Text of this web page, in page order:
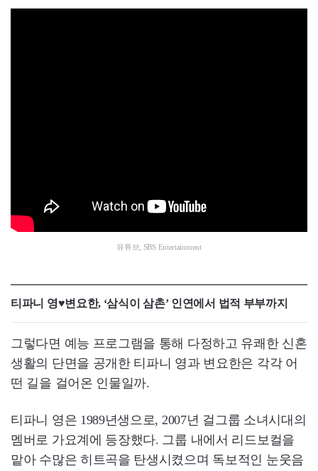
유튜브, SBS Entertainment
티파니 영♥변요한, ‘삼식이 삼촌’ 인연에서 법적 부부까지
그렇다면 예능 프로그램을 통해 다정하고 유쾌한 신혼
생활의 단면을 공개한 티파니 영과 변요한은 각각 어
떤 길을 걸어온 인물일까.
티파니 영은 1989년생으로, 2007년 걸그룹 소녀시대의
멤버로 가요계에 등장했다. 그룹 내에서 리드보컬을
맡아 수많은 히트곡을 탄생시켰으며 독보적인 눈웃음